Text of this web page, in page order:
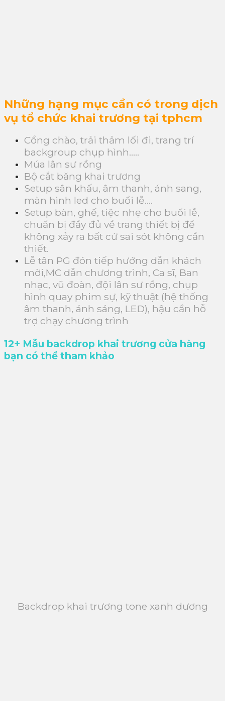
Những hạng mục cần có trong dịch
vụ tổ chức khai trương tại tphcm
Cổng chào, trải thảm lối đi, trang trí
backgroup chụp hình…..
Múa lân sư rồng
Bộ cắt băng khai trương
Setup sân khấu, âm thanh, ánh sang,
màn hình led cho buổi lễ….
Setup bàn, ghế, tiệc nhẹ cho buổi lễ,
chuẩn bị đầy đủ về trang thiết bị để
không xảy ra bất cứ sai sót không cần
thiết.
Lễ tân PG đón tiếp hướng dẫn khách
mời,MC dẫn chương trình, Ca sĩ, Ban
nhạc, vũ đoàn, đội lân sư rồng, chụp
hình quay phim sự, kỹ thuật (hệ thống
âm thanh, ánh sáng, LED), hậu cần hỗ
trợ chạy chương trình
12+ Mẫu backdrop khai trương cửa hàng
bạn có thể tham khảo
Backdrop khai trương tone xanh dương